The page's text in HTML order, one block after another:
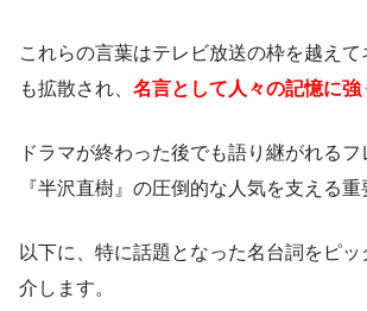
これらの言葉はテレビ放送の枠を越え
も拡散され、 名言として人々の記憶に強
ドラマが終わった後でも語り継がれるフ
『半沢直樹』の圧倒的な人気を支える重
以下に、特に話題となった名台詞をピ
介します。